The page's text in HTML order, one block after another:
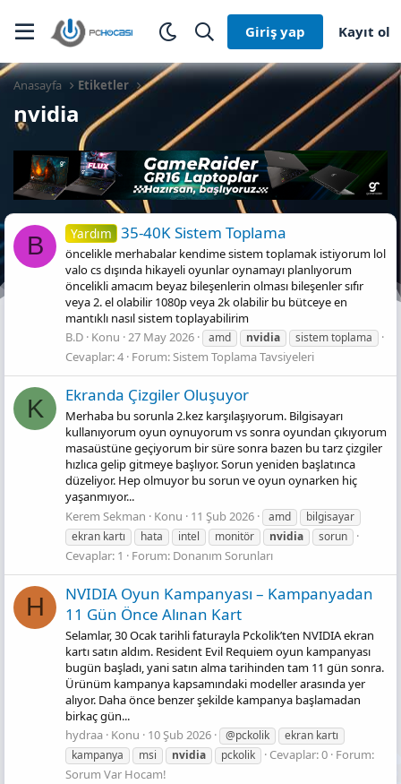
Giriş yap Kayıt ol
Anasayfa Etiketler
nvidia
B Yardım 35-40K Sistem Toplama
öncelikle merhabalar kendime sistem toplamak istiyorum lol
valo cs dışında hikayeli oyunlar oynamayı planlıyorum
öncelikli amacım beyaz bileşenlerin olması bileşenler sıfır
veya 2. el olabilir 1080p veya 2k olabilir bu bütceye en
mantıklı nasıl sistem toplayabilirim
B.D Konu 27 May 2026 amd nvidia sistem toplama
Cevaplar: 4 Forum:Sistem Toplama Tavsiyeleri
K Ekranda Çizgiler Oluşuyor
Merhaba bu sorunla 2.kez karşılaşıyorum. Bilgisayarı
kullanıyorum oyun oynuyorum vs sonra oyundan çıkıyorum
masaüstüne geçiyorum bir süre sonra bazen bu tarz çizgiler
hızlıca gelip gitmeye başlıyor. Sorun yeniden başlatınca
düzeliyor. Hep olmuyor bu sorun ve oyun oynarken hiç
yaşanmıyor...
Kerem Sekman
Konu 11 Şub 2026 amd
bilgisayar
ekran kartı
hata intel monitör nvidia sorun
Cevaplar: 1 Forum: Donanım Sorunları
H
NVIDIA Oyun Kampanyası – Kampanyadan
11 Gün Önce Alınan Kart
Selamlar, 30 Ocak tarihli faturayla Pckolik’ten NVIDIA ekran
kartı satın aldım. Resident Evil Requiem oyun kampanyası
bugün başladı, yani satın alma tarihinden tam 11 gün sonra.
Ürünüm kampanya kapsamındaki modeller arasında yer
alıyor. Daha önce benzer şekilde kampanya başlamadan
birkaç gün...
hydraa Konu 10 Şub 2026 @pckolik
ekran kartı
kampanya
msi nvidia pckolik Cevaplar: 0 Forum:
Sorum Var Hocam!